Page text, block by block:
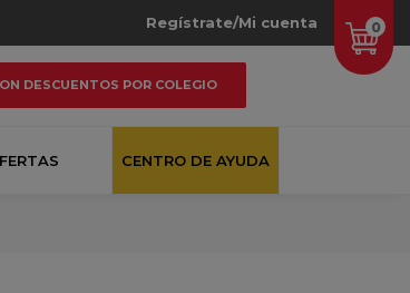
0
Regístrate/Mi cuenta
DESCUENTOS POR COLEGIO
CENTRO DE AYUDA